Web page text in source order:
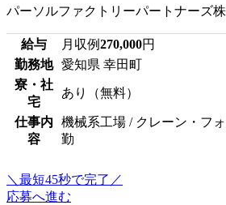
パーソルファクトリーパートナーズ
給与 月収例270,000円
勤務地
愛知県 幸田町
寮・社
宅
あり（無料）
仕事内
容
機械系工場 / クレーン・フ
勤
＼最短45秒で完了／
応募へ進む